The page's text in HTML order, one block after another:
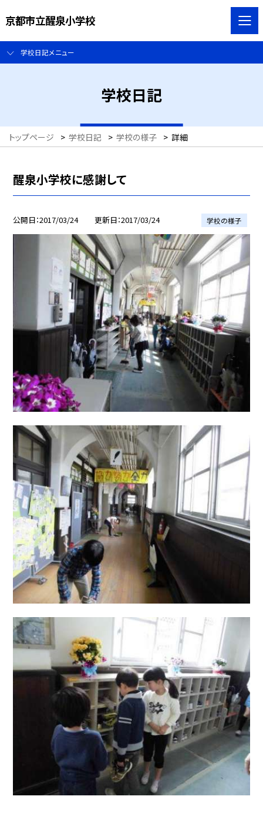
京都市立醒泉小学校
学校日記メニュー
学校日記
トップページ > 学校日記 > 学校の様子 > 詳細
醒泉小学校に感謝して
公開日 2017/03/24 更新日 2017/03/24 学校の様子